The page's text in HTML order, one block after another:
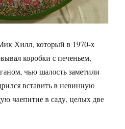
Хилл, который в 1970-х
коробки с печеньем,
чью шалость заметили
вставить в невинную
чаепитие в саду, целых две